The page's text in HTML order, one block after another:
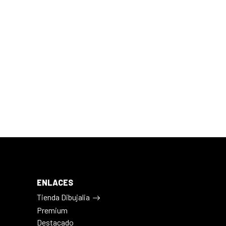
ENLACES
Tienda Dibujalia
Premium
Destacado